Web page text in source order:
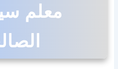
معلم